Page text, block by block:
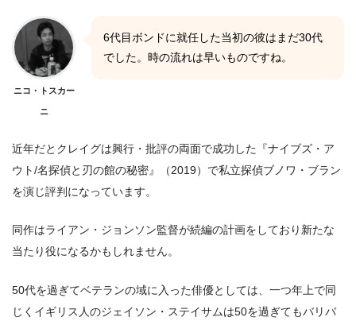
ニコ・トスカー
ニ
6代目ボンドに就任した当初の彼はまだ30代
でした。時の流れは早いものですね。
近年だとクレイグは興行・批評の両面で成功した『ナイブズ・ア
ウト/名探偵と刃の館の秘密』（2019）で私立探偵ブノワ・ブラン
を演じ評判になっています。
同作はライアン・ジョンソン監督が続編の計画をしており新たな
当たり役になるかもしれません。
50代を過ぎてベテランの域に入った俳優としては、一つ年上で同
じくイギリス人のジェイソン・ステイサムは50を過ぎてもバリバ